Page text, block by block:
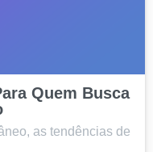
Quem Busca
as tendências de